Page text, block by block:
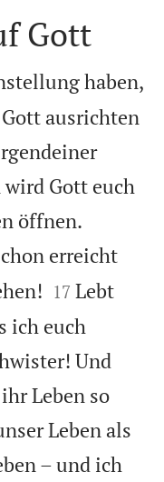
Gott
haben,
ausrichten
wird Gott euch
öffnen.
erreicht


17 Lebt
ich euch
Und
Leben so
Leben als
– und ich